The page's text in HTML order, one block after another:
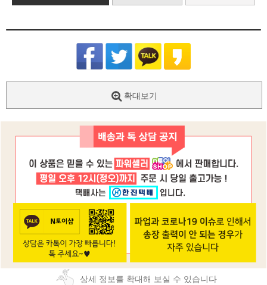
확대보기
상세 정보를 확대해 보실 수 있습니다